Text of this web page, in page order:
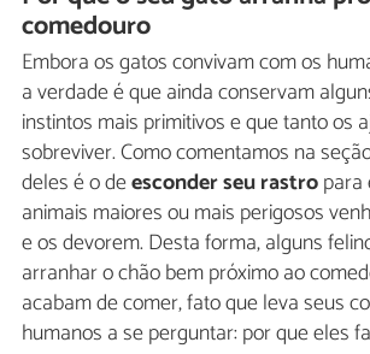
comedouro
Embora os gatos convivam com os
a verdade é que ainda conservam
instintos mais primitivos e que tanto os
sobreviver. Como comentamos na
deles é o deesconder seu rastropara
animais maiores ou mais perigosos
e os devorem. Desta forma, alguns
arranhar o chão bem próximo ao
acabam de comer, fato que leva seus
humanos a se perguntar: por que eles